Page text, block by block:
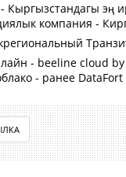
Кыргызстандагы эң
компания -
- beeline cloud
- ранее